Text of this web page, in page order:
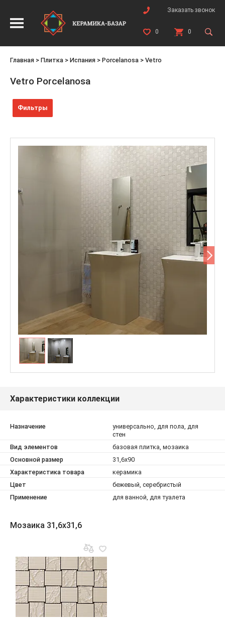
Заказать звонок
0 0
Главная > Плитка > Испания > Porcelanosa > Vetro
Vetro Porcelanosa
Фильтры
Характеристики коллекции
Назначение
универсально, для пола, для
стен
Вид элементов
базовая плитка, мозаика
Основной размер
31,6x90
Характеристика товара
керамика
Цвет
бежевый, серебристый
Применение
для ванной, для туалета
Мозаика 31,6x31,6